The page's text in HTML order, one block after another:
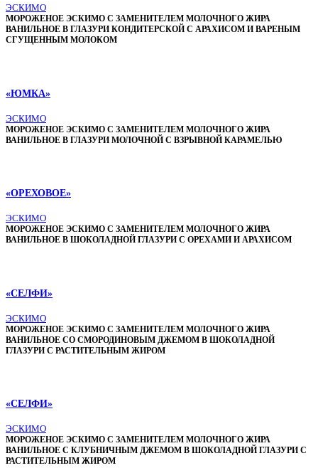
ЭСКИМО
МОРОЖЕНОЕ ЭСКИМО С ЗАМЕНИТЕЛЕМ МОЛОЧНОГО ЖИРА
ВАНИЛЬНОЕ В ГЛАЗУРИ КОНДИТЕРСКОЙ С АРАХИСОМ И ВАРЕНЫМ
СГУЩЕННЫМ МОЛОКОМ
«ЮМКА»
ЭСКИМО
МОРОЖЕНОЕ ЭСКИМО С ЗАМЕНИТЕЛЕМ МОЛОЧНОГО ЖИРА
ВАНИЛЬНОЕ В ГЛАЗУРИ МОЛОЧНОЙ С ВЗРЫВНОЙ КАРАМЕЛЬЮ
«ОРЕХОВОЕ»
ЭСКИМО
МОРОЖЕНОЕ ЭСКИМО С ЗАМЕНИТЕЛЕМ МОЛОЧНОГО ЖИРА
ВАНИЛЬНОЕ В ШОКОЛАДНОЙ ГЛАЗУРИ С ОРЕХАМИ И АРАХИСОМ
«СЕЛФИ»
ЭСКИМО
МОРОЖЕНОЕ ЭСКИМО С ЗАМЕНИТЕЛЕМ МОЛОЧНОГО ЖИРА
ВАНИЛЬНОЕ СО СМОРОДИНОВЫМ ДЖЕМОМ В ШОКОЛАДНОЙ
ГЛАЗУРИ С РАСТИТЕЛЬНЫМ ЖИРОМ
«СЕЛФИ»
ЭСКИМО
МОРОЖЕНОЕ ЭСКИМО С ЗАМЕНИТЕЛЕМ МОЛОЧНОГО ЖИРА
ВАНИЛЬНОЕ С КЛУБНИЧНЫМ ДЖЕМОМ В ШОКОЛАДНОЙ ГЛАЗУРИ С
РАСТИТЕЛЬНЫМ ЖИРОМ